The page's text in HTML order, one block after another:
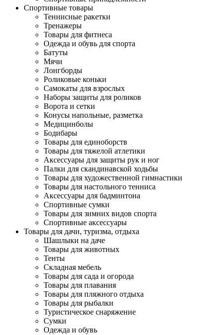
Спортивные товары
Теннисные ракетки
Тренажеры
Товары для фитнеса
Одежда и обувь для спорта
Батуты
Мячи
Лонгборды
Роликовые коньки
Самокаты для взрослых
Наборы защиты для роликов
Ворота и сетки
Конусы напольные, разметка
Медицинболы
Бодибары
Товары для единоборств
Товары для тяжелой атлетики
Аксессуары для защиты рук и ног
Палки для скандинавской ходьбы
Товары для художественной гимнастики
Товары для настольного тенниса
Аксессуары для бадминтона
Спортивные сумки
Товары для зимних видов спорта
Спортивные аксессуары
Товары для дачи, туризма, отдыха
Шашлыки на даче
Товары для животных
Тенты
Складная мебель
Товары для сада и огорода
Товары для плавания
Товары для пляжного отдыха
Товары для рыбалки
Туристическое снаряжение
Сумки
Одежда и обувь